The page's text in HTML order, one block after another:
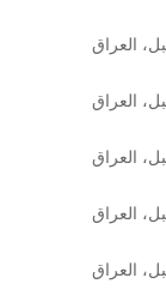
العراق
العراق
العراق
العراق
العراق